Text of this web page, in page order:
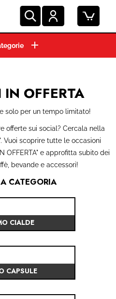
CAFFE'
MACINATO
ESPRESSO
HO.RE.CA.
OFFERTA
solo per un tempo limitato!
offerte sui social? Cercala nella
Vuoi scoprire tutte le occasioni
OFFERTA" e approfitta subito dei
bevande e accessori!
CATEGORIA
CIALDE
CAPSULE